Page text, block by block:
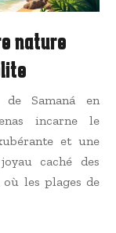
nature
Samaná en
incarne le
et une
caché des
les plages de